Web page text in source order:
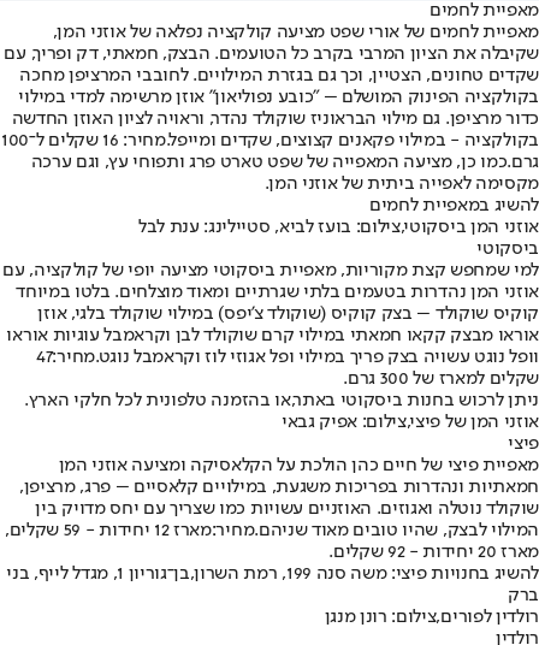
מאפיית לחמים
מאפיית לחמים של אורי שפט מציעה קולקציה נפלאה של אוזני המן,
שקיבלה את הציון המרבי בקרב כל הטועמים. הבצק, חמאתי, דק ופריך, עם
שקדים טחונים, הצטיין, וכך גם בגזרת המילויים. לחובבי המרציפן מחכה
בקולקציה הפינוק המושלם – "כובע נפוליאון" אוזן מרשימה למדי במילוי
כדור מרציפן. גם מילוי הבראוניז שוקולד נהדר, וראויה לציון האוזן החדשה
בקולקציה - במילוי פקאנים קצוצים, שקדים ומייפל.
מחיר: 16 שקלים ל־100
גרם.כמו כן, מציעה המאפייה של שפט טארט פרג ותפוחי עץ, וגם ערכה
מקסימה לאפייה ביתית של אוזני המן.
להשיג במאפיית לחמים
אוזני המן ביסקוטי,צילום: בועז לביא, סטיילינג: ענת לבל
ביסקוטי
למי שמחפש קצת מקוריות, מאפיית ביסקוטי מציעה יופי של קולקציה, עם
אוזני המן נהדרות בטעמים בלתי שגרתיים ומאוד מוצלחים. בלטו במיוחד
קוקיס שוקולד – בצק קוקיס (שוקולד צ'יפס) במילוי שוקולד בלגי, אוזן
אוראו מבצק קקאו חמאתי במילוי קרם שוקולד לבן וקראמבל עוגיות אוראו
וופל נוגט עשויה בצק פריך במילוי ופל אגוזי לוז וקראמבל נוגט.מחיר:47
שקלים למארז של 300 גרם.
ניתן לרכוש בחנות ביסקוטי באתר,או בהזמנה טלפונית לכל חלקי הארץ.
אוזני המן של פיצי,צילום: אפיק גבאי
פיצי
מאפיית פיצי של חיים כהן הולכת על הקלאסיקה ומציעה אוזני המן
חמאתיות ונהדרות בפריכות משגעת, במילויים קלאסיים – פרג, מרציפן,
שוקולד נוטלה ואגוזים. האוזניים עשויות כמו שצריך עם יחס מדויק בין
המילוי לבצק, שהיו טובים מאוד שניהם.מחיר:
מארז 12 יחידות - 59 שקלים,
מארז 20 יחידות - 92 שקלים.
להשיג בחנויות פיצי: משה סנה 199, רמת השרון,בן־גוריון 1, מגדל לייף, בני
ברק
רולדין לפורים,צילום: רונן מנגן
רולדין